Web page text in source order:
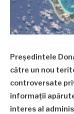
Președintele
către un nou
controversate
informații
interes al